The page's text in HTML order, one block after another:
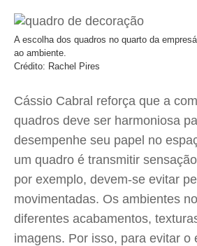
A escolha dos quadros no quarto da
ao ambiente.
Crédito: Rachel Pires
Cássio Cabral reforça que a
quadros deve ser harmoniosa
desempenhe seu papel no
um quadro é transmitir
por exemplo, devem-se evitar
movimentadas. Os ambientes
diferentes acabamentos,
imagens. Por isso, para evitar o